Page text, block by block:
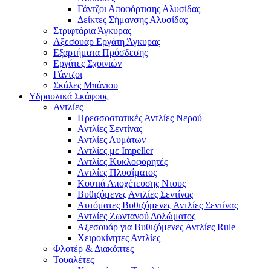
Γάντζοι Αποφόρτισης Αλυσίδας
Δείκτες Σήμανσης Αλυσίδας
Στριφτάρια Άγκυρας
Αξεσουάρ Εργάτη Άγκυρας
Εξαρτήματα Πρόσδεσης
Εργάτες Σχοινιών
Γάντζοι
Σκάλες Μπάνιου
Υδραυλικά Σκάφους
Αντλίες
Πρεσσοστατικές Αντλίες Νερού
Αντλίες Σεντίνας
Αντλίες Λυμάτων
Αντλίες με Impeller
Αντλίες Κυκλοφορητές
Αντλίες Πλυσίματος
Κουτιά Αποχέτευσης Ντους
Βυθιζόμενες Αντλίες Σεντίνας
Αυτόματες Βυθιζόμενες Αντλίες Σεντίνας
Αντλίες Ζωντανού Δολώματος
Αξεσουάρ για Βυθιζόμενες Αντλίες Rule
Χειροκίνητες Αντλίες
Φλοτέρ & Διακόπτες
Τουαλέτες